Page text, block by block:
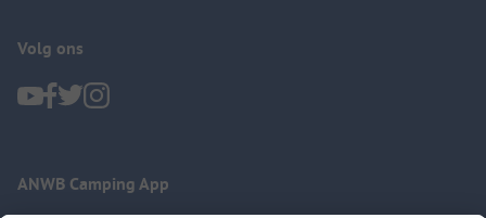
Volg ons
ANWB Camping App